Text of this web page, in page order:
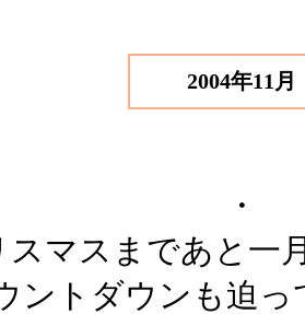
2004年11月
・
スマスまであと一
ントダウンも迫